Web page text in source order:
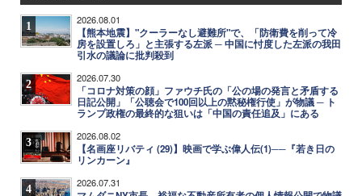
1 2026.08.01
【熊本地震】"クーラーなし避難所"で、「防衛費を削って冷
房を設置しろ」と主張する左派 ─ 中国に忖度した左派の我田
引水の議論に批判殺到
2 2026.07.30
「コロナ対策の顔」ファウチ氏の「公の場の発言と矛盾する
日記公開」「公聴会で100回以上の黙秘権行使」が物議 ─ ト
ランプ政権の最終的な狙いは「中国の責任追及」にある
3 2026.08.02
【名画座リバティ (29)】映画で学ぶ偉人伝(1)──『若き日の
リンカーン』
4 2026.07.31